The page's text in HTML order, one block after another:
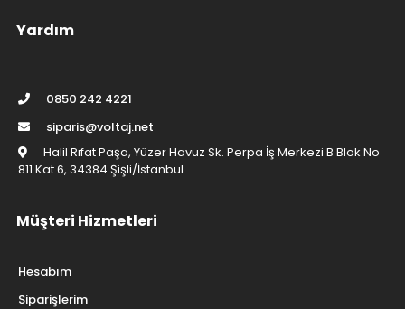
Yardım
0850 242 4221
siparis@voltaj.net
Halil Rıfat Paşa, Yüzer Havuz Sk. Perpa İş Merkezi B Blok No
811 Kat 6, 34384 Şişli/İstanbul
Müşteri Hizmetleri
Hesabım
Siparişlerim